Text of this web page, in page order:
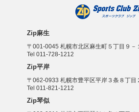
Zip麻生
〒001-0045 札幌市北区麻生町５丁目９－
Tel 011-728-1212
Zip平岸
〒062-0933 札幌市豊平区平岸３条８丁目
Tel 011-821-1212
Zip琴似